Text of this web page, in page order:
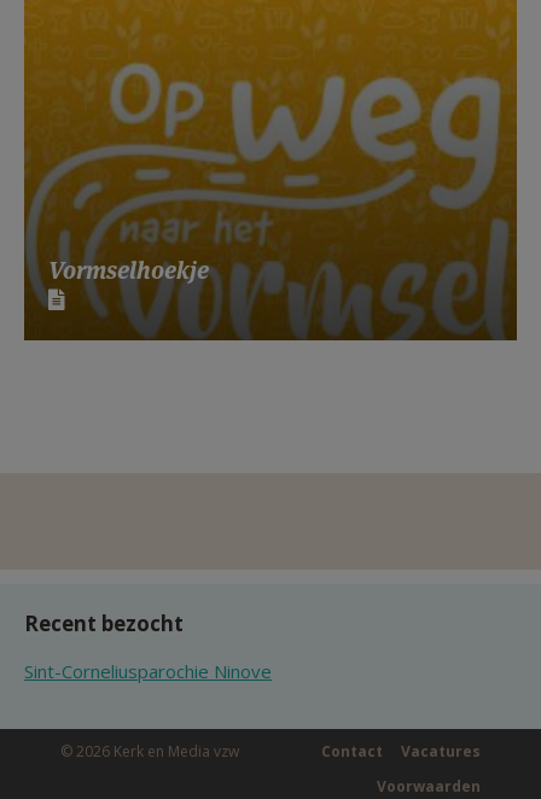
Vormselhoekje
Recent bezocht
Sint-Corneliusparochie Ninove
© 2026 Kerk en Media vzw Vacatures
Contact
Voorwaarden